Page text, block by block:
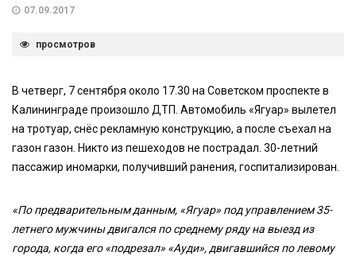
07.09.2017
просмотров
В четверг, 7 сентября около 17.30 на Советском проспекте в
Калининграде произошло ДТП. Автомобиль «Ягуар» вылетел
на тротуар, снёс рекламную конструкцию, а после съехал на
газон газон. Никто из пешеходов не пострадал. 30-летний
пассажир иномарки, получивший ранения, госпитализирован.
«По предварительным данным, «Ягуар» под управлением 35-
летнего мужчины двигался по среднему ряду на выезд из
города, когда его «подрезал» «Ауди», двигавшийся по левому